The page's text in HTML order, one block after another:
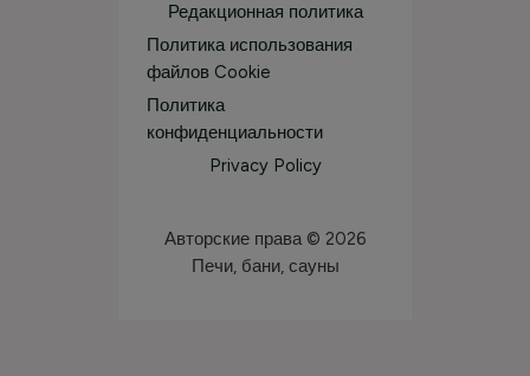
Редакционная политика
Политика использования
файлов Cookie
Политика
конфиденциальности
Privacy Policy
Авторские права © 2026
Печи, бани, сауны